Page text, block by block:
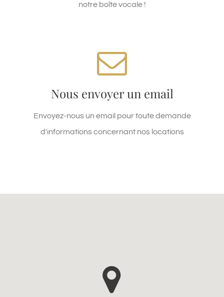
notre boîte vocale !
Nous envoyer un email
Envoyez-nous un email pour toute demande
d'informations concernant nos locations